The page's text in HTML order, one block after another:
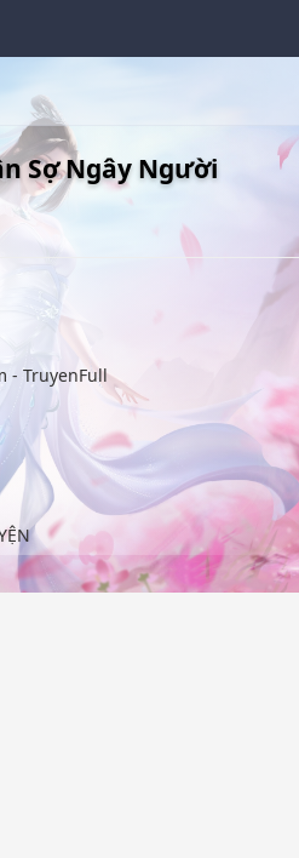
Sợ Ngây Người
- TruyenFull